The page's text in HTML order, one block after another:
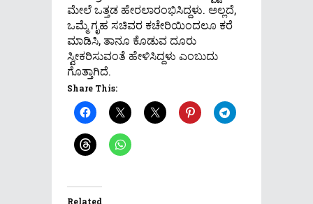
ಮೇಲೆ ಒತ್ತಡ ಹೇರಲಾರಂಭಿಸಿದ್ದಳು. ಅಲ್ಲದೆ,
ಒಮ್ಮೆ ಗೃಹ ಸಚಿವರ ಕಚೇರಿಯಿಂದಲೂ ಕರೆ
ಮಾಡಿಸಿ, ತಾನೂ ಕೊಡುವ ದೂರು
ಸ್ವೀಕರಿಸುವಂತೆ ಹೇಳಿಸಿದ್ದಳು ಎಂಬುದು
ಗೊತ್ತಾಗಿದೆ.
Share This:
Related